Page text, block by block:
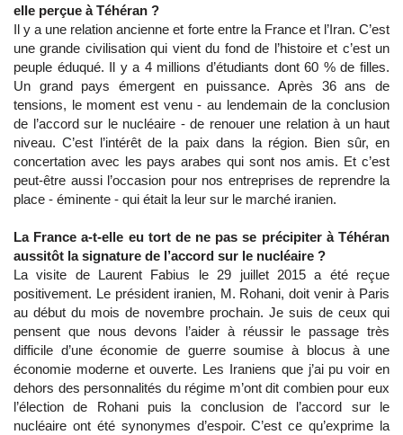
elle perçue à Téhéran ?
Il y a une relation ancienne et forte entre la France et l’Iran. C’est
une grande civilisation qui vient du fond de l’histoire et c’est un
peuple éduqué. Il y a 4 millions d’étudiants dont 60 % de filles.
Un grand pays émergent en puissance. Après 36 ans de
tensions, le moment est venu - au lendemain de la conclusion
de l’accord sur le nucléaire - de renouer une relation à un haut
niveau. C’est l’intérêt de la paix dans la région. Bien sûr, en
concertation avec les pays arabes qui sont nos amis. Et c’est
peut-être aussi l’occasion pour nos entreprises de reprendre la
place - éminente - qui était la leur sur le marché iranien.
La France a-t-elle eu tort de ne pas se précipiter à Téhéran
aussitôt la signature de l’accord sur le nucléaire ?
La visite de Laurent Fabius le 29 juillet 2015 a été reçue
positivement. Le président iranien, M. Rohani, doit venir à Paris
au début du mois de novembre prochain. Je suis de ceux qui
pensent que nous devons l’aider à réussir le passage très
difficile d’une économie de guerre soumise à blocus à une
économie moderne et ouverte. Les Iraniens que j’ai pu voir en
dehors des personnalités du régime m’ont dit combien pour eux
l’élection de Rohani puis la conclusion de l’accord sur le
nucléaire ont été synonymes d’espoir. C’est ce qu’exprime la